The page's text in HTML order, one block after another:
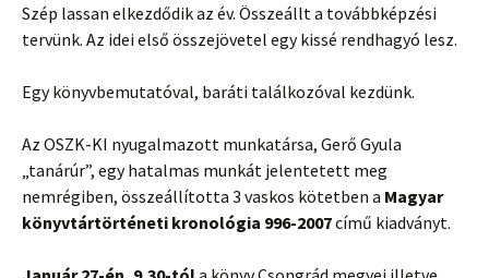
Szép lassan elkezdődik az év. Összeállt a továbbképzési
tervünk. Az idei első összejövetel egy kissé rendhagyó lesz.
Egy könyvbemutatóval, baráti találkozóval kezdünk.
Az OSZK-KI nyugalmazott munkatársa, Gerő Gyula
„tanárúr”, egy hatalmas munkát jelentetett meg
nemrégiben, összeállította 3 vaskos kötetben a Magyar
könyvtártörténeti kronológia 996-2007című kiadványt.